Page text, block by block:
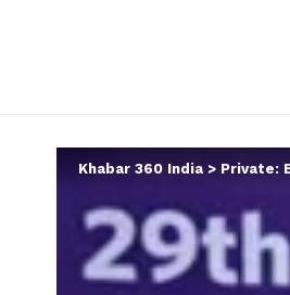
Khabar 360 India > Private: